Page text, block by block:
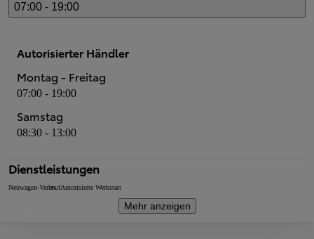
07:00 - 19:00
Autorisierter Händler
Montag - Freitag
07:00 - 19:00
Samstag
08:30 - 13:00
Dienstleistungen
Neuwagen-VerkaufAutorisierte Werkstatt
Mehr anzeigen